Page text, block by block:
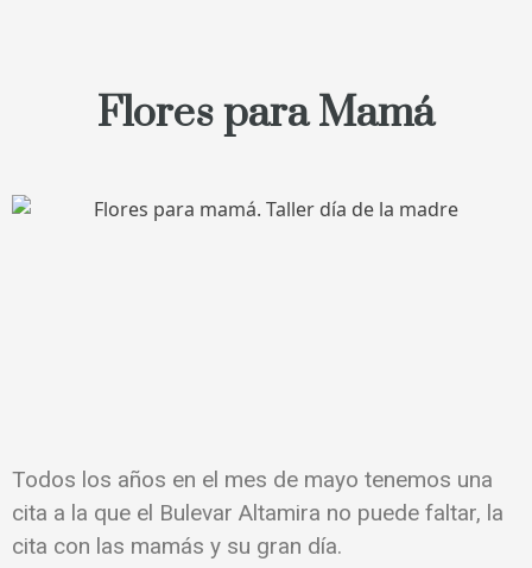
Flores para Mamá
Todos los años en el mes de mayo tenemos una
cita a la que el Bulevar Altamira no puede faltar, la
cita con las mamás y su gran día.